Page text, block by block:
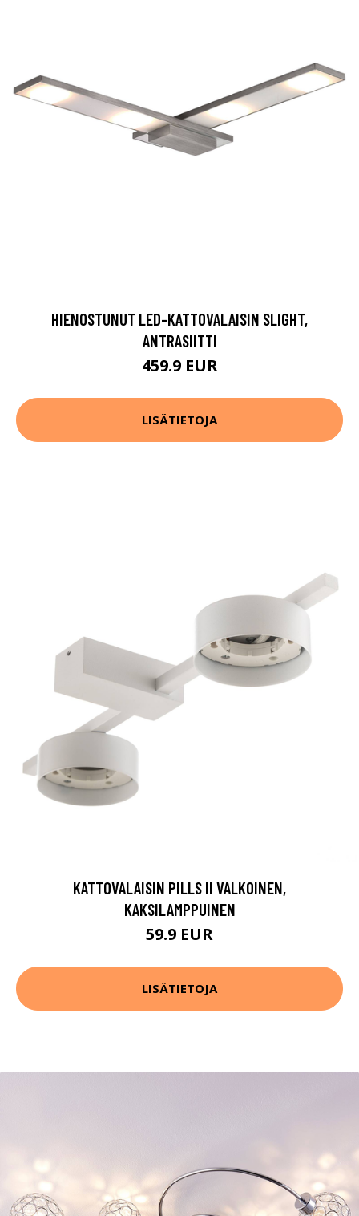
HIENOSTUNUT LED-KATTOVALAISIN SLIGHT,
ANTRASIITTI
459.9 EUR
LISÄTIETOJA
KATTOVALAISIN PILLS II VALKOINEN,
KAKSILAMPPUINEN
59.9 EUR
LISÄTIETOJA